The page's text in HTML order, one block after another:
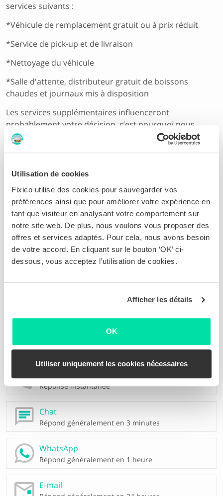
Utilisation de cookies
Fixico utilise des cookies pour sauvegarder vos
préférences ainsi que pour améliorer votre expérience en
tant que visiteur en analysant votre comportement sur
notre site web. De plus, nous voulons vous proposer des
offres et services adaptés. Pour cela, nous avons besoin
de votre accord. En cliquant sur le bouton ‘OK’ ci-
dessous, vous acceptez l’utilisation de cookies.
Afficher les détails
OK
Utiliser uniquement les cookies nécessaires
services suivants :
*Véhicule de remplacement gratuit ou à prix réduit
*Service de pick-up et de livraison
*Nettoyage du véhicule
*Salle d'attente, distributeur gratuit de boissons
chaudes et journaux mis à disposition
Les services supplémentaires influenceront
probablement votre décision, c’est pourquoi nous
imposons aux ateliers partenaires d'énumérer, dans
leur offre, les différents services supplémentaires
Vous avez une demande en particulier ? Nous mettons
faciliter la réparation de votre voiture.
Cette réponse vous a-t-elle été utile ?
Oui Non
Toutes les questions
Contactez nos experts en sinistres du Lundi au
Vendredi de 9h à 18h
Réponse instantanée
Chat
Répond généralement en 3 minutes
WhatsApp
Répond généralement en 1 heure
E-mail